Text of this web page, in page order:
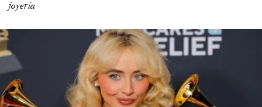
joyería